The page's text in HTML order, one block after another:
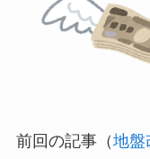
前回の記事（地盤